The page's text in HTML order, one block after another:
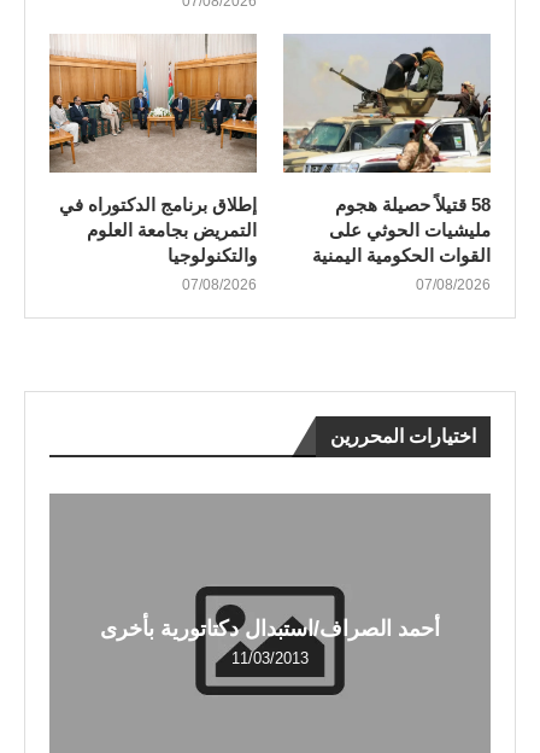
58 قتيلاً حصيلة هجوم
مليشيات الحوثي على
القوات الحكومية اليمنية
07/08/2026
إطلاق برنامج الدكتوراه في
التمريض بجامعة العلوم
والتكنولوجيا
07/08/2026
اختيارات المحررين
أحمد الصراف/استبدال دكتاتورية بأخرى
11/03/2013